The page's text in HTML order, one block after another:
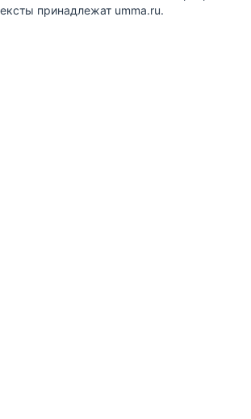
принадлежат umma.ru.